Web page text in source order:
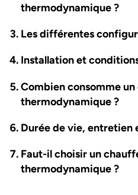
thermodynamique ?
Les différentes
Installation et
Combien consomme
thermodynamique ?
Durée de vie, entretien
Faut-il choisir un
thermodynamique ?